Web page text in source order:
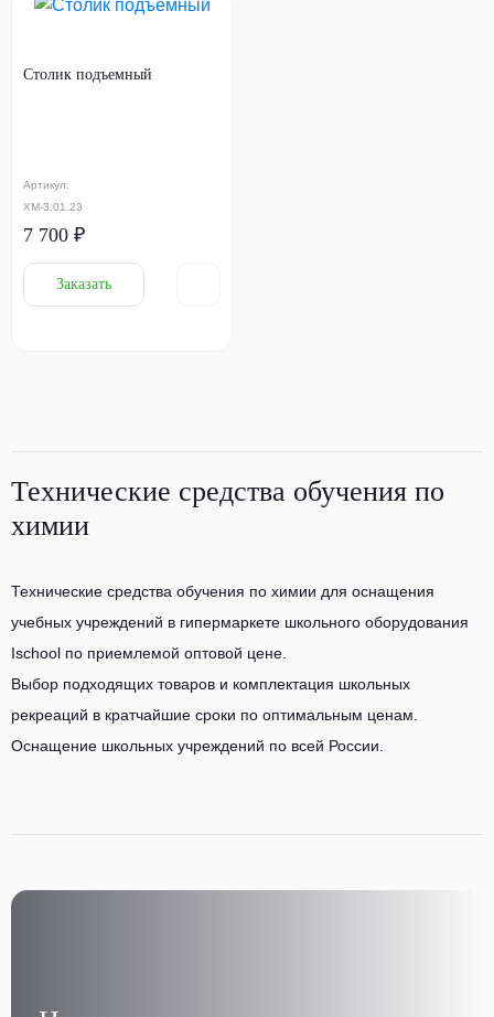
Артикул:
ХМ-3.01.23
Столик подъемный
7 700 ₽
Заказать
Технические средства обучения по
химии
Технические средства обучения по химии для оснащения
учебных учреждений в гипермаркете школьного оборудования
Ischool по приемлемой оптовой цене.
Выбор подходящих товаров и комплектация школьных
рекреаций в кратчайшие сроки по оптимальным ценам.
Оснащение школьных учреждений по всей России.